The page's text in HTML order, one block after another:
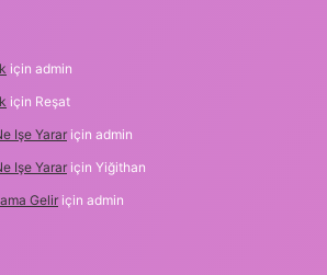
için admin
için Reşat
Işe Yarar için admin
Işe Yarar için Yiğithan
Gelir için admin